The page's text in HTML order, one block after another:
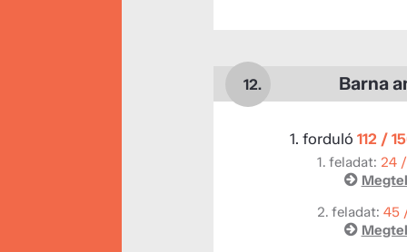
12. Barna
1. forduló 112 /
1. feladat: 24
2. feladat: 45